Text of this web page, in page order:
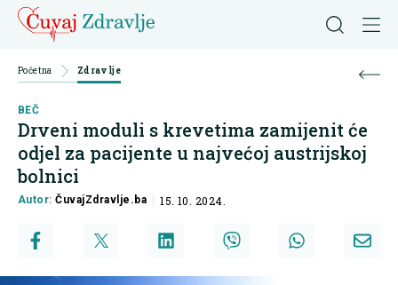
Početna Zdravlje
BEČ
Drveni moduli s krevetima zamijenit će
odjel za pacijente u najvećoj austrijskoj
bolnici
Autor:ČuvajZdravlje.ba 15. 10. 2024.